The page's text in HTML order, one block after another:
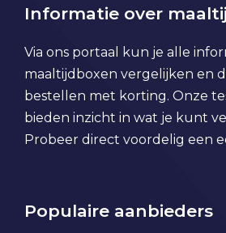
Informatie over
Via ons portaal kun je alle
maaltijdboxen vergelijken en
bestellen met korting. Onze
bieden inzicht in wat je kunt
Probeer direct voordelig een
Populaire aanbieders